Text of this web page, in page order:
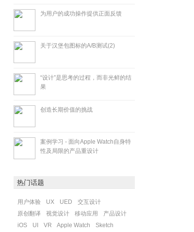
为用户的成功操作提供正面反馈
关于汉堡包图标的A/B测试(2)
“设计”是思考的过程，而非光鲜的结
果
创造长期价值的挑战
案例学习 - 面向Apple Watch自身特
性及局限的产品重设计
热门话题
用户体验 UX UED
交互设计
原创翻译
视觉设计 移动应用
产品设计
iOS
UI VR Apple Watch
Sketch